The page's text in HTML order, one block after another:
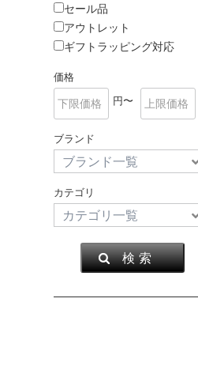
セール品
アウトレット
ギフトラッピング対応
価格
円〜
ブランド
カテゴリ
検 索